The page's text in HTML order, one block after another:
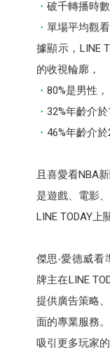
破千轉播時數
單場平均觀
據顯示，LINE
的收視輪廓，
80%是男性，
32%年齡介於
46%年齡介於
且喜愛看NBA
是遊戲、電影
LINE TODAY上
傑思‧愛德威看
牌主在LINE
提供廣告策略
面的專業服務
吸引更多玩家